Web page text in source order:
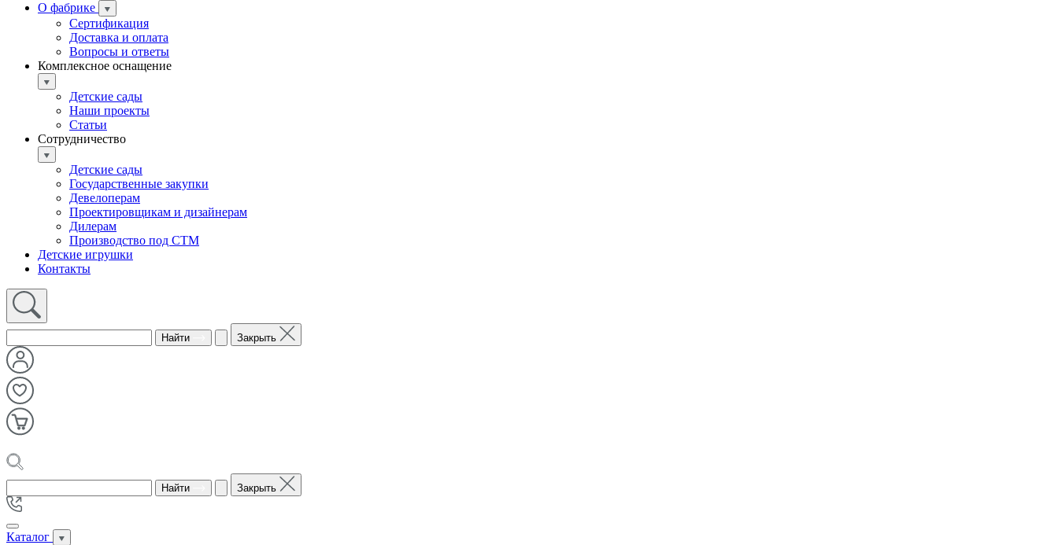
О фабрике
Сертификация
Доставка и оплата
Вопросы и ответы
Комплексное оснащение
Детские сады
Наши проекты
Статьи
Сотрудничество
Детские сады
Государственные закупки
Девелоперам
Проектировщикам и дизайнерам
Дилерам
Производство под СТМ
Детские игрушки
Контакты
Найти Закрыть
Найти Закрыть
Каталог